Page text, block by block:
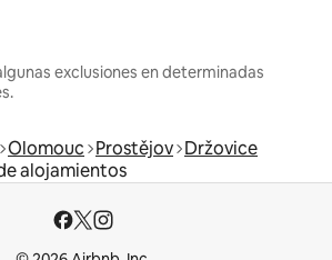
exclusiones en determinadas
Olomouc Prostějov Držovice
alojamientos